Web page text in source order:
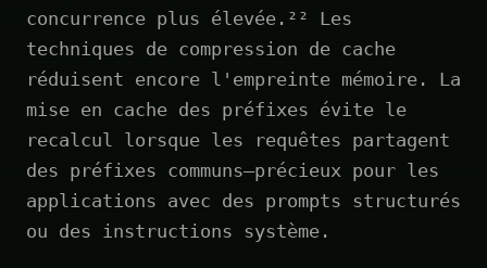
concurrence plus élevée.²² Les
techniques de compression de cache
réduisent encore l'empreinte mémoire. La
mise en cache des préfixes évite le
recalcul lorsque les requêtes partagent
des préfixes communs—précieux pour les
applications avec des prompts structurés
ou des instructions système.